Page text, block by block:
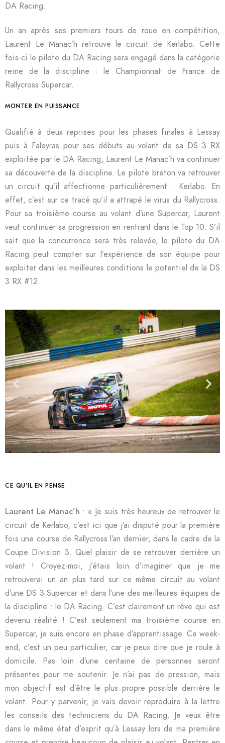
DA Racing.
Un an après ses premiers tours de roue en compétition,
Laurent Le Manac’h retrouve le circuit de Kerlabo. Cette
fois-ci le pilote du DA Racing sera engagé dans la catégorie
reine de la discipline : le Championnat de France de
Rallycross Supercar.
MONTER EN PUISSANCE
Qualifié à deux reprises pour les phases finales à Lessay
puis à Faleyras pour ses débuts au volant de sa DS 3 RX
exploitée par le DA Racing, Laurent Le Manac’h va continuer
sa découverte de la discipline. Le pilote breton va retrouver
un circuit qu’il affectionne particulièrement : Kerlabo. En
effet, c’est sur ce tracé qu’il a attrapé le virus du Rallycross.
Pour sa troisième course au volant d’une Supercar, Laurent
veut continuer sa progression en rentrant dans le Top 10. S’il
sait que la concurrence sera très relevée, le pilote du DA
Racing peut compter sur l’expérience de son équipe pour
exploiter dans les meilleures conditions le potentiel de la DS
3 RX #12.
CE QU’IL EN PENSE
Laurent Le Manac’h : « Je suis très heureux de retrouver le
circuit de Kerlabo, c’est ici que j’ai disputé pour la première
fois une course de Rallycross l’an dernier, dans le cadre de la
Coupe Division 3. Quel plaisir de se retrouver derrière un
volant ! Croyez-moi, j’étais loin d’imaginer que je me
retrouverai un an plus tard sur ce même circuit au volant
d’une DS 3 Supercar et dans l’une des meilleures équipes de
la discipline : le DA Racing. C’est clairement un rêve qui est
devenu réalité ! C’est seulement ma troisième course en
Supercar, je suis encore en phase d’apprentissage. Ce week-
end, c’est un peu particulier, car je peux dire que je roule à
domicile. Pas loin d’une centaine de personnes seront
présentes pour me soutenir. Je n’ai pas de pression, mais
mon objectif est d’être le plus propre possible derrière le
volant. Pour y parvenir, je vais devoir reproduire à la lettre
les conseils des techniciens du DA Racing. Je veux être
dans le même état d’esprit qu’à Lessay lors de ma première